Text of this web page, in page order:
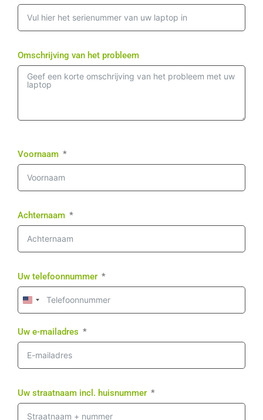
Omschrijving van het probleem
Voornaam
Achternaam
Uw telefoonnummer
United
States
+1
Uw e-mailadres
Uw straatnaam incl. huisnummer